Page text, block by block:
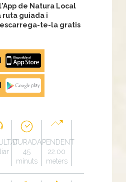
de Natura Local
guiada i
te-la gratis
DURADA
45
minuts
PENDENT
22.00
meters